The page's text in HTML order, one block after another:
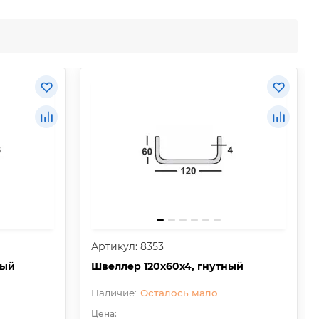
Артикул: 8353
Швеллер 120х60х4, гнутный
Осталось мало
Цена: